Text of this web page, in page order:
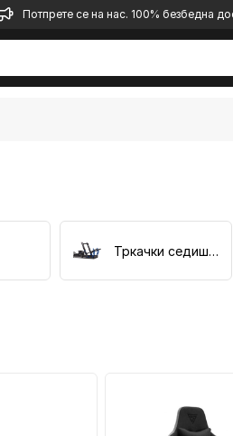
Потпрете се на нас. 100% безбедна
Тркачки седишта